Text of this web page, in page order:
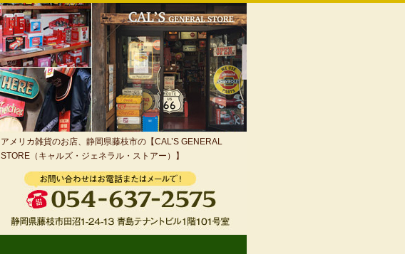
アメリカ雑貨のお店、静岡県藤枝市の【CAL’S GENERAL
STORE（キャルズ・ジェネラル・ストアー）】